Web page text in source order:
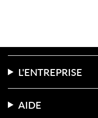
L'ENTREPRISE
AIDE